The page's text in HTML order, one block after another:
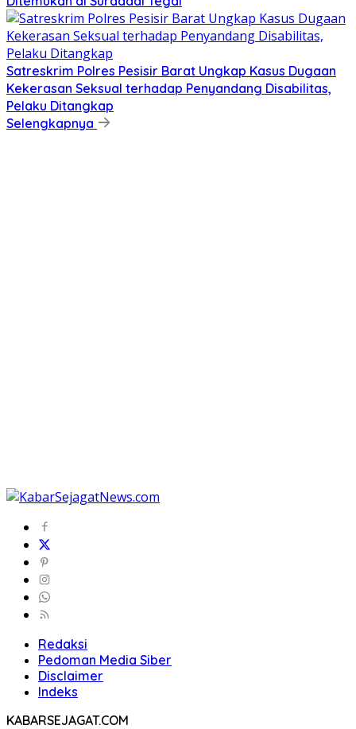
Satreskrim Polres Pesisir Barat Ungkap Kasus Dugaan
Kekerasan Seksual terhadap Penyandang Disabilitas,
Pelaku Ditangkap
Selengkapnya
Redaksi
Pedoman Media Siber
Disclaimer
Indeks
KABARSEJAGAT.COM